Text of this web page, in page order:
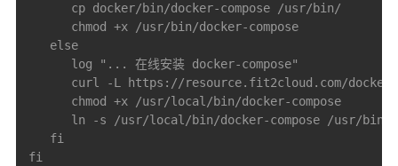
      cp docker/bin/docker-compose /usr/bin/
      chmod +x /usr/bin/docker-compose
   else
      log "... 在线安装 docker-compose"
curl -L https://resource.fit2cloud.com/
      chmod +x /usr/local/bin/docker-compose
ln -s /usr/local/bin/docker-compose /usr/bin/
   fi
fi